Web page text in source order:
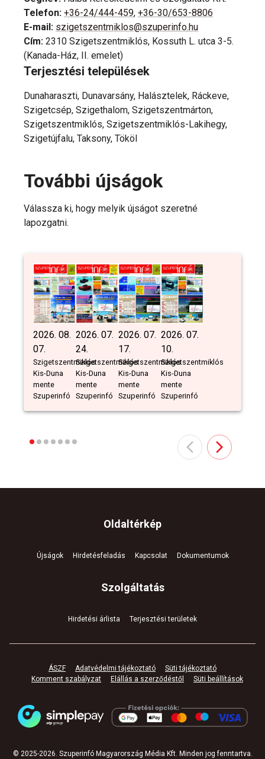
Telefon: +36-24/444-459, +36-30/653-8806
E-mail: szigetszentmiklos@szuperinfo.hu
Cím: 2310 Szigetszentmiklós, Kossuth L. utca 3-5.
(Kanada-Ház, II. emelet)
Terjesztési települések
Dunaharaszti, Dunavarsány, Halásztelek, Ráckeve,
Szigetcsép, Szigethalom, Szigetszentmárton,
Szigetszentmiklós, Szigetszentmiklós-Lakihegy,
Szigetújfalu, Taksony, Tököl
További újságok
Válassza ki, hogy melyik újságot szeretné
lapozgatni.
2026. 08.
07.
Szigetszentmiklós
Kis-Duna
mente
Szuperinfó
2026. 07.
24.
Szigetszentmiklós
Kis-Duna
mente
Szuperinfó
2026. 07.
17.
Szigetszentmiklós
Kis-Duna
mente
Szuperinfó
2026. 07.
10.
Szigetszentmiklós
Kis-Duna
mente
Szuperinfó
Szolgáltatás
Hirdetési árlista Terjesztési területek
Oldaltérkép
Újságok Hirdetésfeladás Kapcsolat Dokumentumok
ÁSZF Adatvédelmi tájékoztató
Süti tájékoztató
Komment szabályzat
Elállás a szerződéstől Süti beállítások
© 2025-2026. Szuperinfó Magyarország Média Kft. Minden jog fenntartva.